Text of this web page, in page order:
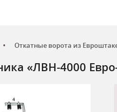
Откатные ворота из
«ЛВН-4000